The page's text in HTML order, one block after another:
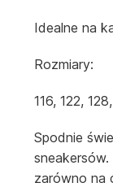
Idealne na
Rozmiary:
116, 122,
Spodnie
zarówno na